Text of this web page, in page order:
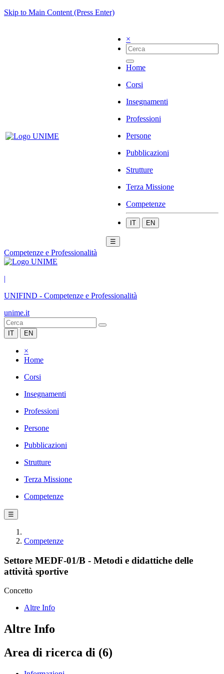
Skip to Main Content (Press Enter)
×
Home
Corsi
Insegnamenti
Professioni
Persone
Pubblicazioni
Strutture
Terza Missione
Competenze
IT EN
☰
Competenze e Professionalità
|
UNIFIND - Competenze e Professionalità
unime.it
IT EN
×
Home
Corsi
Insegnamenti
Professioni
Persone
Pubblicazioni
Strutture
Terza Missione
Competenze
☰
Competenze
Settore MEDF-01/B - Metodi e didattiche delle
attività sportive
Concetto
Altre Info
Altre Info
Area di ricerca di (6)